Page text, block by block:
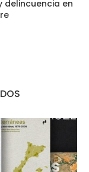
delincuencia en